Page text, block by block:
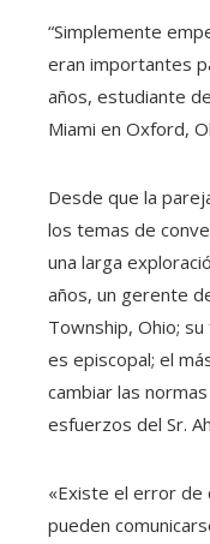
“Simplemente
eran importantes
años, estudiante
Miami en Oxford,
Desde que la
los temas de
una larga
años, un gerente
Township, Ohio;
es episcopal; el
cambiar las
esfuerzos del Sr.
«Existe el error de
pueden